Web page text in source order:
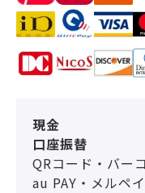
現金
口座振替
QRコード・バー
au PAY・メルペ